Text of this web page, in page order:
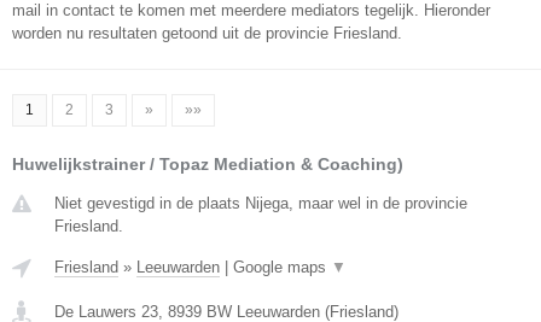
mail in contact te komen met meerdere mediators tegelijk. Hieronder
worden nu resultaten getoond uit de provincie Friesland.
1 2 3 » »»
Huwelijkstrainer / Topaz Mediation & Coaching)
Niet gevestigd in de plaats Nijega, maar wel in de provincie
Friesland.
Friesland » Leeuwarden Google maps ▼
De Lauwers 23, 8939 BW Leeuwarden (Friesland)